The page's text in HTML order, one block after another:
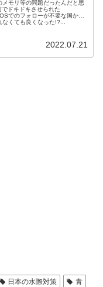
モリ等の問題だったんだと思
ドキドキさせられた
でのフォローが不要な国から
くても良くなった!?...
2022.07.21
日本の水際対策 青